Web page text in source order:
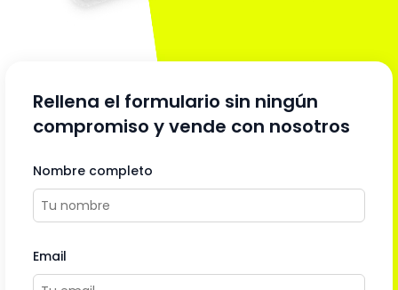
Rellena el formulario sin ningún
compromiso y vende con nosotros
Nombre completo
Email